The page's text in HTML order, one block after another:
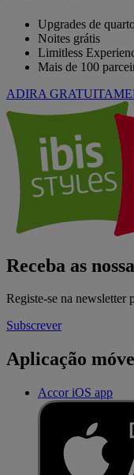
Upgrades de
Noites grátis
Limitless
Mais de 100
ADIRA
Receba as
Registe-se na newsletter
Subscrever
Aplicação
Accor iOS app